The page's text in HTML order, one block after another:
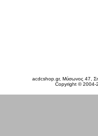
acdcshop.gr, Μύσωνος 47,
Copyright ©